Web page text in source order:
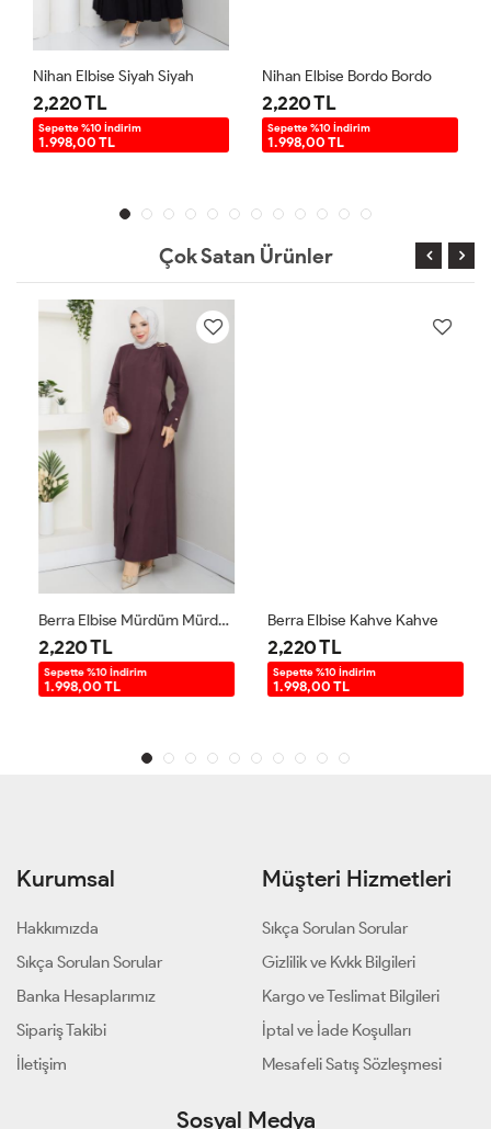
Nihan Elbise Siyah Siyah
2,220 TL
Sepette %10 İndirim
1.998,00 TL
Nihan Elbise Bordo Bordo
2,220 TL
Sepette %10 İndirim
1.998,00 TL
Çok Satan Ürünler
Berra Elbise Mürdüm Mürdüm
2,220 TL
Sepette %10 İndirim
1.998,00 TL
Berra Elbise Kahve Kahve
2,220 TL
Sepette %10 İndirim
1.998,00 TL
Kurumsal
Hakkımızda
Sıkça Sorulan Sorular
Banka Hesaplarımız
Sipariş Takibi
İletişim
Müşteri Hizmetleri
Sıkça Sorulan Sorular
Gizlilik ve Kvkk Bilgileri
Kargo ve Teslimat Bilgileri
İptal ve İade Koşulları
Mesafeli Satış Sözleşmesi
Sosyal Medya